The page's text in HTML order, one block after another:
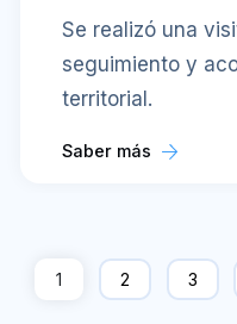
Se realizó una
seguimiento y
territorial.
Saber más
1 2 3